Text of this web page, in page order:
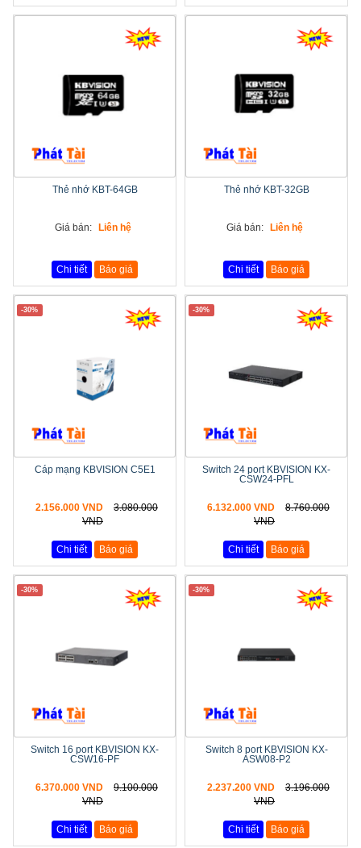
Thẻ nhớ KBT-64GB
Giá bán: Liên hệ
Chi tiết Báo giá
Thẻ nhớ KBT-32GB
Giá bán: Liên hệ
Chi tiết Báo giá
-30%
Cáp mạng KBVISION C5E1
2.156.000 VND
3.080.000
VND
Chi tiết Báo giá
-30%
Switch 24 port KBVISION KX-
CSW24-PFL
6.132.000 VND
8.760.000
VND
Chi tiết Báo giá
-30%
Switch 16 port KBVISION KX-
CSW16-PF
6.370.000 VND
9.100.000
VND
Chi tiết Báo giá
-30%
Switch 8 port KBVISION KX-
ASW08-P2
2.237.200 VND
3.196.000
VND
Chi tiết Báo giá